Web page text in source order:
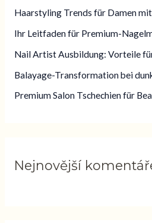
t
p
r
o
Haarstyling Trends für Damen
Ihr Leitfaden für Premium-
Nail Artist Ausbildung: Vorteile
Balayage-Transformation bei
Premium Salon Tschechien für
Nejnovější